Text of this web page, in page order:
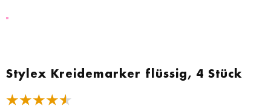
Stylex Kreidemarker flüssig, 4 Stück
★★★★★
Anfang
Bildgalerie